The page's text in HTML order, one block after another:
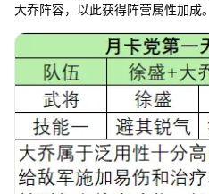
大乔阵容，以此获得阵营属性加成。